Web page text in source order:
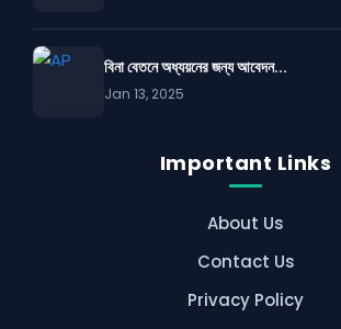
বিনা বেতনে অধ্যয়নের জন্য আবেদন...
Jan 13, 2025
Important Links
About Us
Contact Us
Privacy Policy